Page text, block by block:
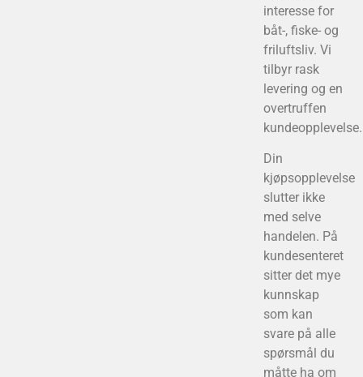
interesse for
båt-, fiske- og
friluftsliv. Vi
tilbyr rask
levering og en
overtruffen
kundeopplevelse.
Din
kjøpsopplevelse
slutter ikke
med selve
handelen. På
kundesenteret
sitter det mye
kunnskap
som kan
svare på alle
spørsmål du
måtte ha om